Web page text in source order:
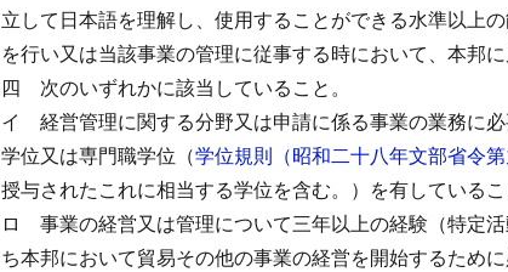
立して日本語を理解し、使用することができる水準以上
を行い又は当該事業の管理に従事する時において、本邦
四 次のいずれかに該当していること。
イ 経営管理に関する分野又は申請に係る事業の業務に
学位又は専門職学位（学位規則（昭和二十八年文部省令
授与されたこれに相当する学位を含む。）を有しているこ
ロ 事業の経営又は管理について三年以上の経験（特定
ち本邦において貿易その他の事業の経営を開始するため